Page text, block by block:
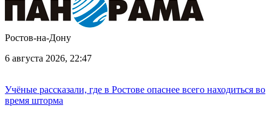
Ростов-на-Дону
6 августа 2026, 22:47
Учёные рассказали, где в Ростове опаснее всего находиться во
время шторма